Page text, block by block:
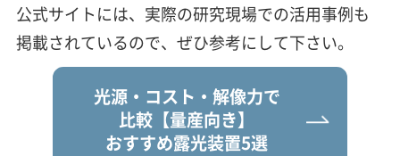
公式サイトには、実際の研究現場での活用事例も
掲載されているので、ぜひ参考にして下さい。
光源・コスト・解像力で
比較 【量産向き】
おすすめ露光装置5選